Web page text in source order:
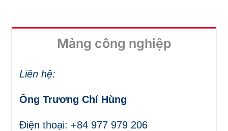
Mảng công nghiệp
Liên hệ:
Ông Trương Chí Hùng
Điện thoại: +84 977 979 206